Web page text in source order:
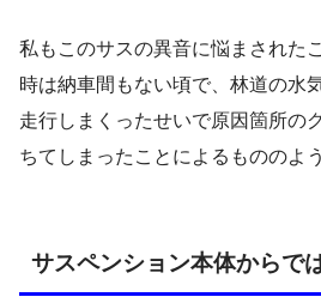
私もこのサスの異音に悩まされた
時は納車間もない頃で、林道の水
走行しまくったせいで原因箇所の
ちてしまったことによるもののよ
サスペンション本体からで